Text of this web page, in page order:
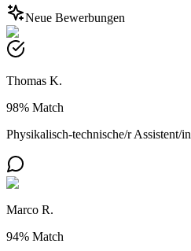
Neue Bewerbungen
Thomas K.
98% Match
Physikalisch-technische/r Assistent/in
Marco R.
94% Match